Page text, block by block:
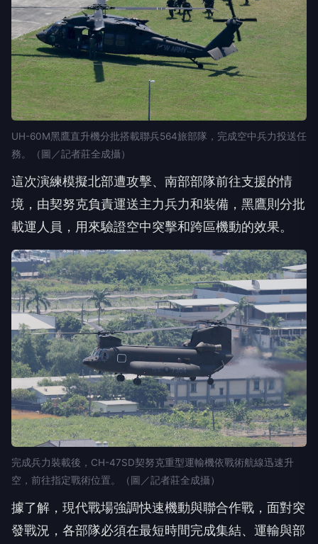
UH-60M黑鷹直升機分批搭載聯兵564旅部隊，完成空中兵力投送任
務。（圖／記者莊全成攝）
這次演練模擬北部遭攻擊、南部部隊前往支援的情
境，由契努克負責運送主力兵力和裝備，黑鷹則分批
載運人員，用來驗證空中突擊和跨區機動的效果。
完成兵力裝載後，CH-47SD契努克重型運輸機依戰術航線迅速升
空，前往指定戰術位置。（圖／記者莊全成攝）
據了解，現代戰場強調快速機動與聯合作戰，面對突
發戰況，各部隊必須在最短時間完成集結、運輸與部